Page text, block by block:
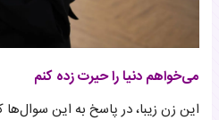
می‌خواهم دنیا را حیرت زده کنم